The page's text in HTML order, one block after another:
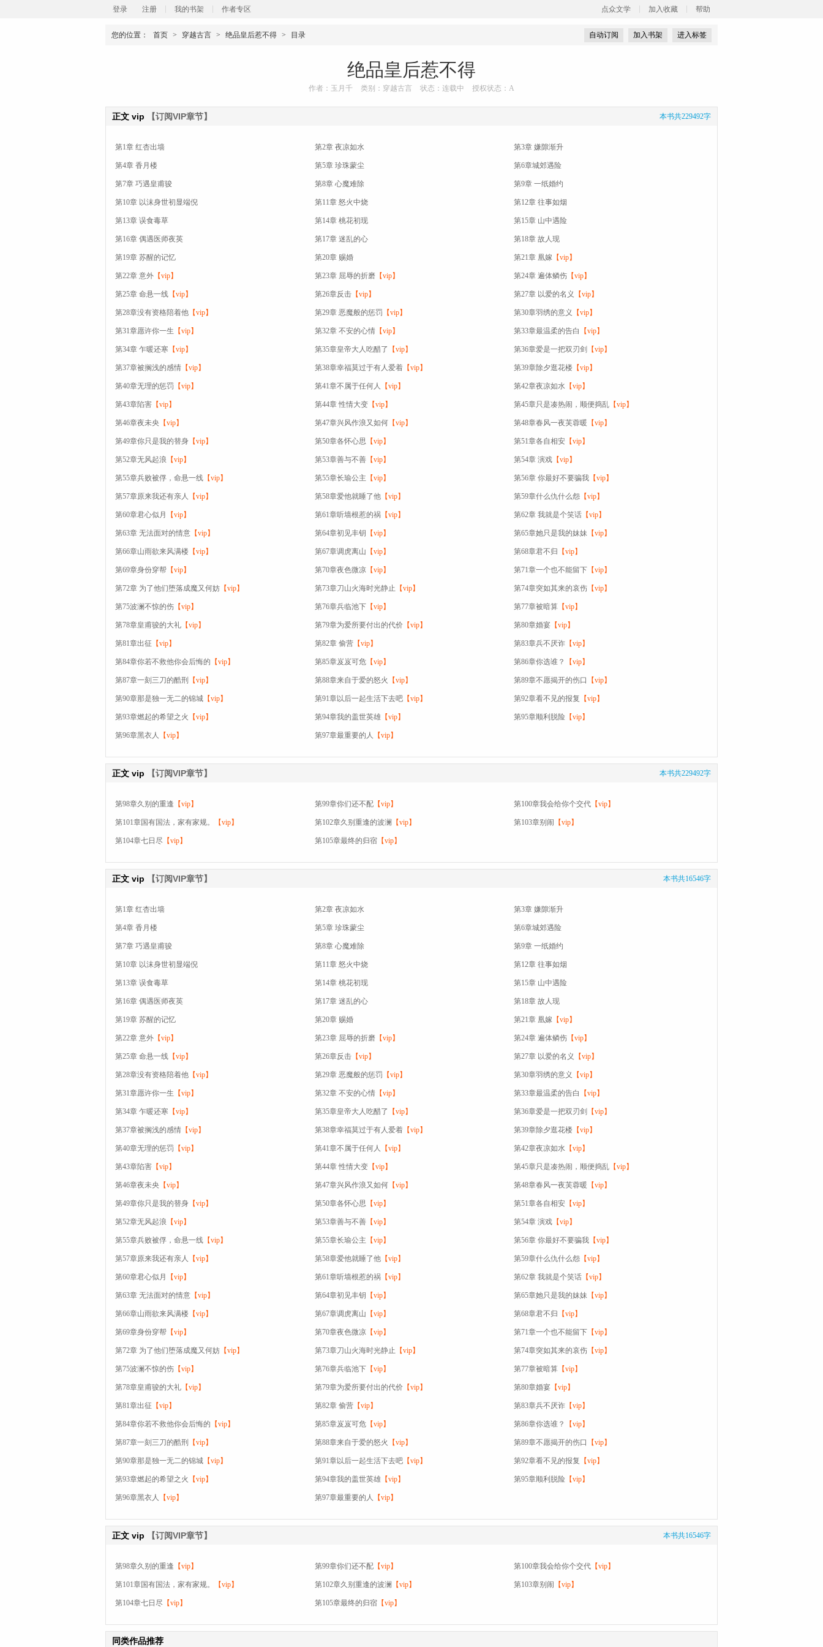
登录 注册 我的书架 作者专区 帮助
加入收藏
点众文学
自动订阅 加入书架 进入标签
您的位置： 首页 > 穿越古言 > 绝品皇后惹不得 > 目录
绝品皇后惹不得
作者：玉月千 类别：穿越古言 状态：连载中 授权状态：A
本书共229492字
正文 vip 【订阅VIP章节】
第1章 红杏出墙 第2章 夜凉如水 第3章 嫌隙渐升
第4章 香月楼 第5章 珍珠蒙尘 第6章城郊遇险
第7章 巧遇皇甫骏 第8章 心魔难除 第9章 一纸婚约
第10章 以沫身世初显端倪 第11章 怒火中烧 第12章 往事如烟
第13章 误食毒草 第14章 桃花初现 第15章 山中遇险
第16章 偶遇医师夜英 第17章 迷乱的心 第18章 故人现
第19章 苏醒的记忆 第20章 赐婚 第21章 凰嫁 【vip】
第22章 意外 【vip】 第23章 屈辱的折磨【vip】 第24章 遍体鳞伤 【vip】
第25章 命悬一线 【vip】 第26章反击【vip】 第27章 以爱的名义 【vip】
第28章没有资格陪着他 【vip】 第29章 恶魔般的惩罚 【vip】 第30章羽绣的意义 【vip】
第31章愿许你一生 【vip】 第32章 不安的心情【vip】 第33章最温柔的告白 【vip】
第34章 乍暖还寒 【vip】 第35章皇帝大人吃醋了 【vip】 第36章爱是一把双刃剑 【vip】
第37章被搁浅的感情 【vip】 第38章幸福莫过于有人爱着【vip】 第39章除夕逛花楼 【vip】
第40章无理的惩罚 【vip】 第41章不属于任何人 【vip】 第42章夜凉如水 【vip】
第43章陷害 【vip】 第44章 性情大变【vip】 第45章只是凑热闹，顺便捣乱 【vip】
第46章夜未央 【vip】 第47章兴风作浪又如何【vip】 第48章春风一夜芙蓉暖 【vip】
第49章你只是我的替身 【vip】 第50章各怀心思 【vip】 第51章各自相安 【vip】
第52章无风起浪 【vip】 第53章善与不善【vip】 第54章 演戏 【vip】
第55章兵败被俘，命悬一线 【vip】 第55章长瑜公主 【vip】 第56章 你最好不要骗我 【vip】
第57章原来我还有亲人 【vip】 第58章爱他就睡了他【vip】 第59章什么仇什么怨 【vip】
第60章君心似月 【vip】 第61章听墙根惹的祸【vip】 第62章 我就是个笑话 【vip】
第63章 无法面对的情意 【vip】 第64章初见丰钥 【vip】 第65章她只是我的妹妹 【vip】
第66章山雨欲来风满楼 【vip】 第67章调虎离山 【vip】 第68章君不归 【vip】
第69章身份穿帮 【vip】 第70章夜色微凉【vip】 第71章一个也不能留下 【vip】
第72章 为了他们堕落成魔又何妨 【vip】 第73章刀山火海时光静止 【vip】 第74章突如其来的哀伤 【vip】
第75波澜不惊的伤 【vip】 第76章兵临池下【vip】 第77章被暗算 【vip】
第78章皇甫骏的大礼 【vip】 第79章为爱所要付出的代价【vip】 第80章婚宴 【vip】
第81章出征 【vip】 第82章 偷营【vip】 第83章兵不厌诈 【vip】
第84章你若不救他你会后悔的 【vip】 第85章岌岌可危【vip】 第86章你选谁？ 【vip】
第87章一刻三刀的酷刑 【vip】 第88章来自于爱的怒火 【vip】 第89章不愿揭开的伤口 【vip】
第90章那是独一无二的锦城 【vip】 第91章以后一起生活下去吧【vip】 第92章看不见的报复 【vip】
第93章燃起的希望之火 【vip】 第94章我的盖世英雄【vip】 第95章顺利脱险 【vip】
第96章黑衣人 【vip】 第97章最重要的人 【vip】
本书共229492字
正文 vip 【订阅VIP章节】
第98章久别的重逢 【vip】 第99章你们还不配【vip】 第100章我会给你个交代 【vip】
第101章国有国法，家有家规。 【vip】 第102章久别重逢的波澜 【vip】 第103章别闹 【vip】
第104章七日尽 【vip】 第105章最终的归宿【vip】
本书共16546字
正文 vip 【订阅VIP章节】
第1章 红杏出墙 第2章 夜凉如水 第3章 嫌隙渐升
第4章 香月楼 第5章 珍珠蒙尘 第6章城郊遇险
第7章 巧遇皇甫骏 第8章 心魔难除 第9章 一纸婚约
第10章 以沫身世初显端倪 第11章 怒火中烧 第12章 往事如烟
第13章 误食毒草 第14章 桃花初现 第15章 山中遇险
第16章 偶遇医师夜英 第17章 迷乱的心 第18章 故人现
第19章 苏醒的记忆 第20章 赐婚 第21章 凰嫁 【vip】
第22章 意外 【vip】 第23章 屈辱的折磨【vip】 第24章 遍体鳞伤 【vip】
第25章 命悬一线 【vip】 第26章反击【vip】 第27章 以爱的名义 【vip】
第28章没有资格陪着他 【vip】 第29章 恶魔般的惩罚 【vip】 第30章羽绣的意义 【vip】
第31章愿许你一生 【vip】 第32章 不安的心情【vip】 第33章最温柔的告白 【vip】
第34章 乍暖还寒 【vip】 第35章皇帝大人吃醋了 【vip】 第36章爱是一把双刃剑 【vip】
第37章被搁浅的感情 【vip】 第38章幸福莫过于有人爱着【vip】 第39章除夕逛花楼 【vip】
第40章无理的惩罚 【vip】 第41章不属于任何人 【vip】 第42章夜凉如水 【vip】
第43章陷害 【vip】 第44章 性情大变【vip】 第45章只是凑热闹，顺便捣乱 【vip】
第46章夜未央 【vip】 第47章兴风作浪又如何【vip】 第48章春风一夜芙蓉暖 【vip】
第49章你只是我的替身 【vip】 第50章各怀心思 【vip】 第51章各自相安 【vip】
第52章无风起浪 【vip】 第53章善与不善【vip】 第54章 演戏 【vip】
第55章兵败被俘，命悬一线 【vip】 第55章长瑜公主 【vip】 第56章 你最好不要骗我 【vip】
第57章原来我还有亲人 【vip】 第58章爱他就睡了他【vip】 第59章什么仇什么怨 【vip】
第60章君心似月 【vip】 第61章听墙根惹的祸【vip】 第62章 我就是个笑话 【vip】
第63章 无法面对的情意 【vip】 第64章初见丰钥 【vip】 第65章她只是我的妹妹 【vip】
第66章山雨欲来风满楼 【vip】 第67章调虎离山 【vip】 第68章君不归 【vip】
第69章身份穿帮 【vip】 第70章夜色微凉【vip】 第71章一个也不能留下 【vip】
第72章 为了他们堕落成魔又何妨 【vip】 第73章刀山火海时光静止 【vip】 第74章突如其来的哀伤 【vip】
第75波澜不惊的伤 【vip】 第76章兵临池下【vip】 第77章被暗算 【vip】
第78章皇甫骏的大礼 【vip】 第79章为爱所要付出的代价【vip】 第80章婚宴 【vip】
第81章出征 【vip】 第82章 偷营【vip】 第83章兵不厌诈 【vip】
第84章你若不救他你会后悔的 【vip】 第85章岌岌可危【vip】 第86章你选谁？ 【vip】
第87章一刻三刀的酷刑 【vip】 第88章来自于爱的怒火 【vip】 第89章不愿揭开的伤口 【vip】
第90章那是独一无二的锦城 【vip】 第91章以后一起生活下去吧【vip】 第92章看不见的报复 【vip】
第93章燃起的希望之火 【vip】 第94章我的盖世英雄【vip】 第95章顺利脱险 【vip】
第96章黑衣人 【vip】 第97章最重要的人 【vip】
本书共16546字
正文 vip 【订阅VIP章节】
第98章久别的重逢 【vip】 第99章你们还不配【vip】 第100章我会给你个交代 【vip】
第101章国有国法，家有家规。 【vip】 第102章久别重逢的波澜 【vip】 第103章别闹 【vip】
第104章七日尽 【vip】 第105章最终的归宿【vip】
同类作品推荐